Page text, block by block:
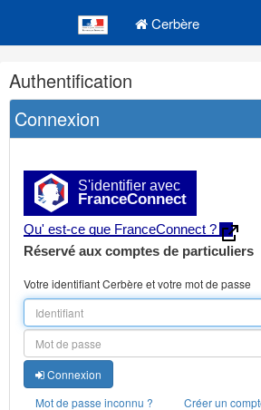
Cerbère
Navigation
et
outils
annexes
Authentification
Connexion
S'identifier avec
FranceConnect
Qu' est-ce que FranceConnect ?
Réservé aux comptes de particuliers
Votre identifiant Cerbère et votre mot de passe
Connexion
Mot de passe inconnu ?
Créer un